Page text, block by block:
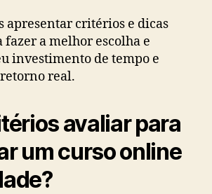
apresentar critérios e dicas
fazer a melhor escolha e
investimento de tempo e
real.
avaliar para
um curso online